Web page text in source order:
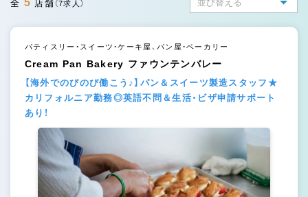
全 店舗 （7求人）
パティスリー・スイーツ・ケーキ屋、パン屋・ベーカリー
Cream Pan Bakery ファウンテンバレー
【海外でのびのび働こう♪】パン＆スイーツ製造スタッフ★
カリフォルニア勤務◎英語不問＆生活・ビザ申請サポート
あり！